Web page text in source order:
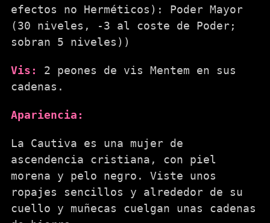
efectos no Herméticos): Poder Mayor
(30 niveles, -3 al coste de Poder;
sobran 5 niveles))
Vis:
2 peones de vis Mentem en sus
cadenas.
Apariencia:
La Cautiva es una mujer de
ascendencia cristiana, con piel
morena y pelo negro. Viste unos
ropajes sencillos y alrededor de su
cuello y muñecas cuelgan unas cadenas